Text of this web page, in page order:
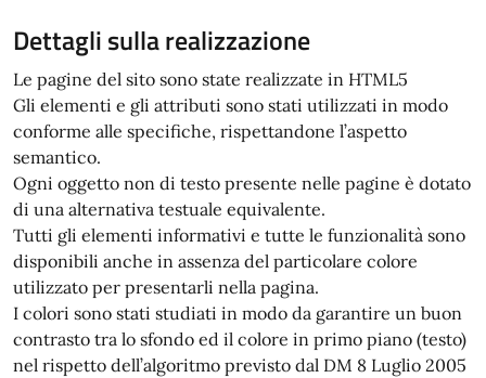
Dettagli sulla realizzazione
Le pagine del sito sono state realizzate in HTML5
Gli elementi e gli attributi sono stati utilizzati in modo
conforme alle specifiche, rispettandone l’aspetto
semantico.
Ogni oggetto non di testo presente nelle pagine è dotato
di una alternativa testuale equivalente.
Tutti gli elementi informativi e tutte le funzionalità sono
disponibili anche in assenza del particolare colore
utilizzato per presentarli nella pagina.
I colori sono stati studiati in modo da garantire un buon
contrasto tra lo sfondo ed il colore in primo piano (testo)
nel rispetto dell’algoritmo previsto dal DM 8 Luglio 2005